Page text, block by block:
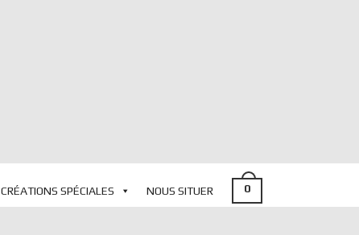
CRÉATIONS SPÉCIALES NOUS SITUER 0